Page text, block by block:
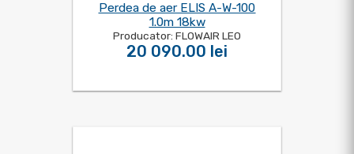
Perdea de aer ELIS A-W-100
1.0m 18kw
Producator: FLOWAIR LEO
20 090.00 lei